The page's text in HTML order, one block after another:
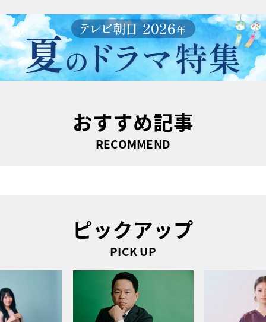
おすすめ記事
RECOMMEND
ピックアップ
PICK UP